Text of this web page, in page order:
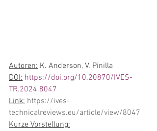
Autoren: K. Anderson, V. Pinilla
DOI: https://doi.org/10.20870/IVES-
TR.2024.8047
Link: https://ives-
technicalreviews.eu/article/view/8047
Kurze Vorstellung: